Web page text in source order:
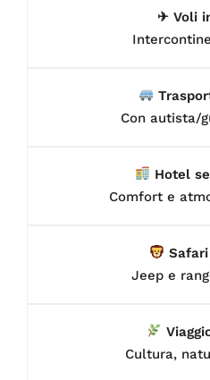
✈ Voli
Con autista/
Hotel
Comfort e
Safari
Jeep e
Cultura,